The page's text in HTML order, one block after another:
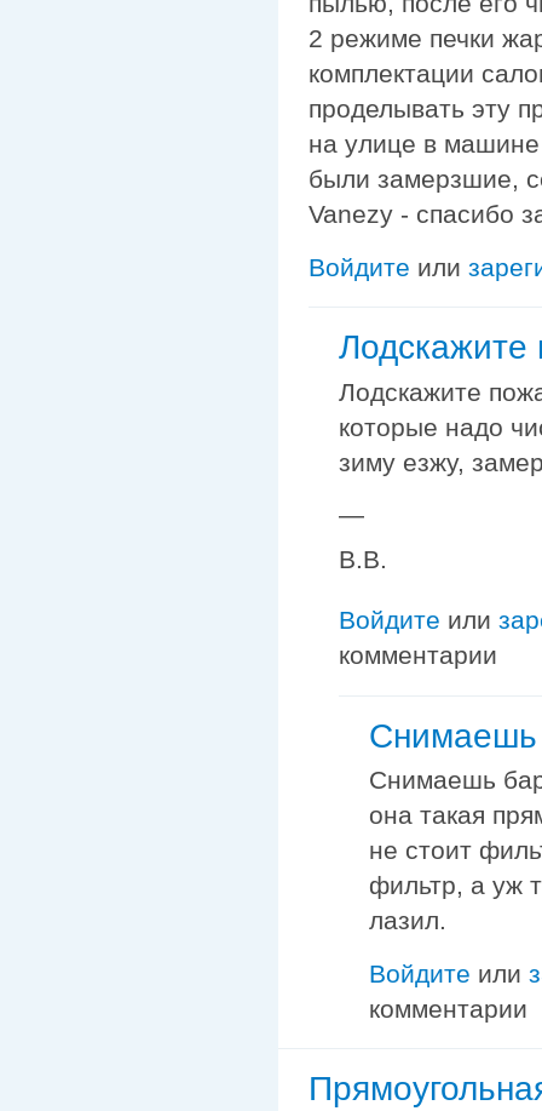
2 режиме печки
комплектации
проделывать эту
на улице в машине
были замерзшие,
Vanezy - спасибо
Войдите или
Лодскажите
Лодскажите
которые надо
зиму езжу,
—
B.B.
Войдите или
комментарии
Снимаешь
Снимаешь
она такая
не стоит
фильтр, а уж
лазил.
Войдите или
комментарии